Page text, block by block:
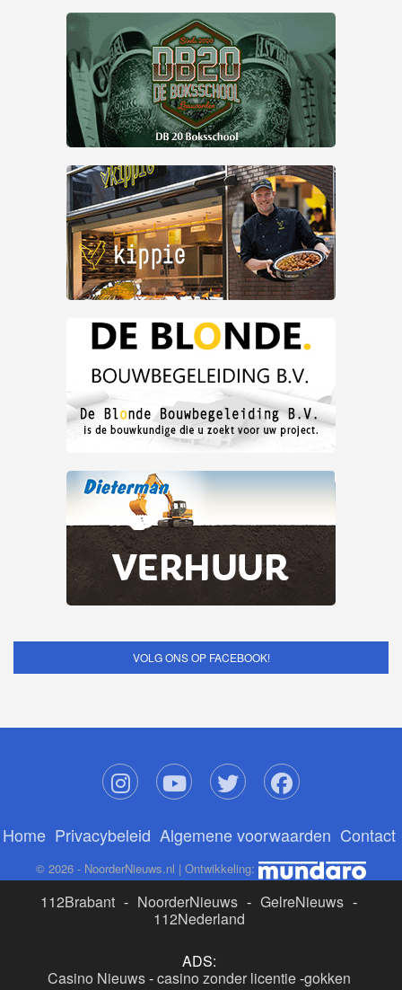
VOLG ONS OP FACEBOOK!
Home Privacybeleid Algemene voorwaarden Contact
© 2026 - NoorderNieuws.nl | Ontwikkeling:
112Brabant - NoorderNieuws - GelreNieuws -
112Nederland
ADS:
Casino Nieuws-casino zonder licentie-gokken